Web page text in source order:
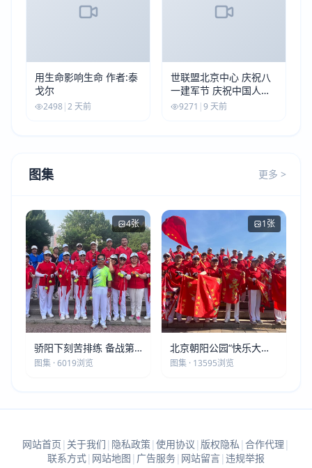
用生命影响生命 作者:泰
戈尔
2498|2 天前
世联盟北京中心 庆祝八
一建军节 庆祝中国人民
解放军建军99周年
9271 |9 天前
图集 更多 >
4张
骄阳下刻苦排练 备战第
五届莫斯科世界大健康运
图集 · 6019浏览
1张
北京朝阳公园“快乐大本
营”建党105周年庆祝活动
图集 · 13595浏览
网站首页 | 关于我们 | 隐私政策| 使用协议 | 版权隐私 | 合作代理 |
联系方式| 网站地图 | 广告服务| 网站留言| 违规举报